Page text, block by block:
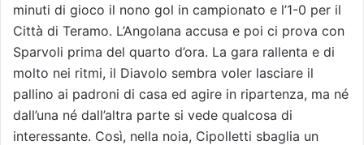
minuti di gioco il nono gol in campionato e l’1-0 per il
Città di Teramo. L’Angolana accusa e poi ci prova con
Sparvoli prima del quarto d’ora. La gara rallenta e di
molto nei ritmi, il Diavolo sembra voler lasciare il
pallino ai padroni di casa ed agire in ripartenza, ma né
dall’una né dall’altra parte si vede qualcosa di
interessante. Così, nella noia, Cipolletti sbaglia un